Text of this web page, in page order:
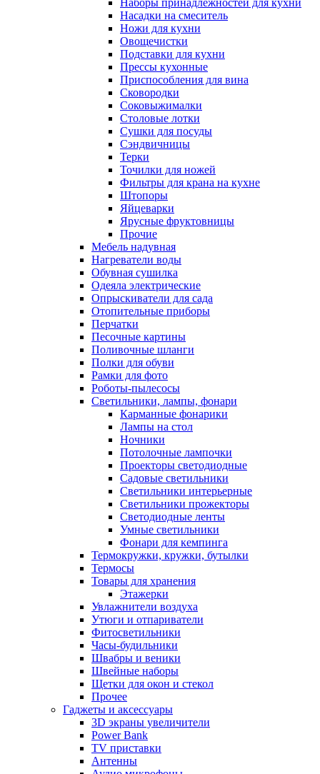
Наборы принадлежностей для кухни
Насадки на смеситель
Ножи для кухни
Овощечистки
Подставки для кухни
Прессы кухонные
Приспособления для вина
Сковородки
Соковыжималки
Столовые лотки
Сушки для посуды
Сэндвичницы
Терки
Точилки для ножей
Фильтры для крана на кухне
Штопоры
Яйцеварки
Ярусные фруктовницы
Прочие
Мебель надувная
Нагреватели воды
Обувная сушилка
Одеяла электрические
Опрыскиватели для сада
Отопительные приборы
Перчатки
Песочные картины
Поливочные шланги
Полки для обуви
Рамки для фото
Роботы-пылесосы
Светильники, лампы, фонари
Карманные фонарики
Лампы на стол
Ночники
Потолочные лампочки
Проекторы светодиодные
Садовые светильники
Светильники интерьерные
Светильники прожекторы
Светодиодные ленты
Умные светильники
Фонари для кемпинга
Термокружки, кружки, бутылки
Термосы
Товары для хранения
Этажерки
Увлажнители воздуха
Утюги и отпариватели
Фитосветильники
Часы-будильники
Швабры и веники
Швейные наборы
Щетки для окон и стекол
Прочее
Гаджеты и аксессуары
3D экраны увеличители
Power Bank
TV приставки
Антенны